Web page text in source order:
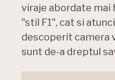
viraje abordate mai
"stil F1", cat si
descoperit camera
sunt de-a dreptul